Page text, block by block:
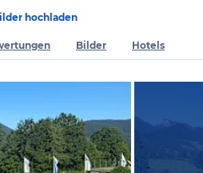
hochladen
Bilder Hotels